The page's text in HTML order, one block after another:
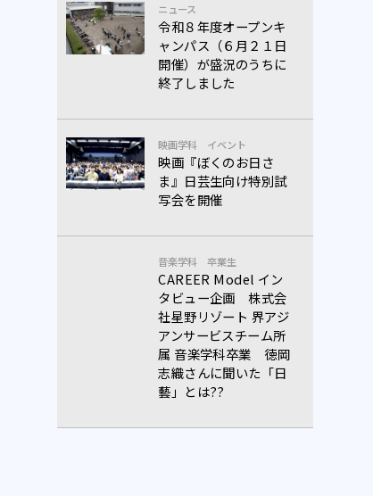
ニュース
令和８年度オープンキ
ャンパス（６月２１日
開催）が盛況のうちに
終了しました
映画学科 イベント
映画『ぼくのお日さ
ま』日芸生向け特別試
写会を開催
音楽学科 卒業生
CAREER Model イン
タビュー企画 株式会
社星野リゾート 界アジ
アンサービスチーム所
属 音楽学科卒業 徳岡
志織さんに聞いた「日
藝」とは??